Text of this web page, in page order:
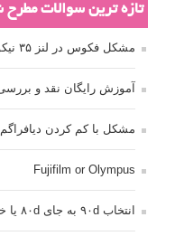
تازه ترین سوالات
مشکل فکوس در لنز ۳۵ نیکون
آموزش رایگان نقد و
مشکل با کم کردن دیافراگم
Fujifilm or Olympus
انتخاب ۹۰d به جای ۸۰d یا خرید لنز؟